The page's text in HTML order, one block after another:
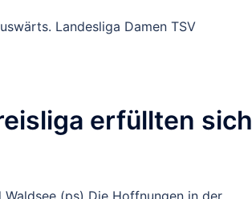
Landesliga Damen TSV
erfüllten sich